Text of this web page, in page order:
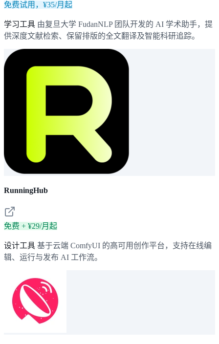
免费试用，¥35/月起
学习工具 由复旦大学 FudanNLP 团队开发的 AI 学术助手，提
供深度文献检索、保留排版的全文翻译及智能科研追踪。
RunningHub
免费 + ¥29/月起
设计工具 基于云端 ComfyUI 的高可用创作平台，支持在线编
辑、运行与发布 AI 工作流。